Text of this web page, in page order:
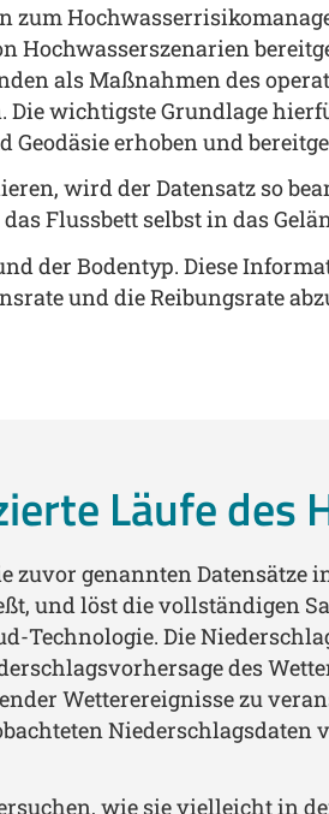
zum
als Maßnahmen des
wichtigste Grundlage
erhoben und
wird der Datensatz so
Flussbett selbst in das
der Bodentyp. Diese
und die Reibungsrate
Läufe des
genannten Datensätze
und löst die vollständigen
Technologie. Die
des
Wetterereignisse zu
Niederschlagsdaten
wie sie vielleicht in